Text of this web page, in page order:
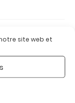
site web et